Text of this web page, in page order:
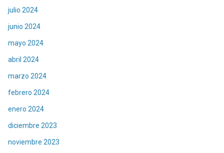
julio 2024
junio 2024
mayo 2024
abril 2024
marzo 2024
febrero 2024
enero 2024
diciembre 2023
noviembre 2023